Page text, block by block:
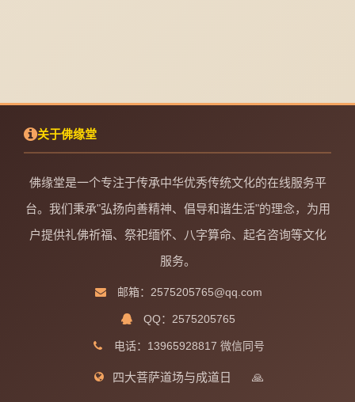
关于佛缘堂
佛缘堂是一个专注于传承中华优秀传统文化的在线服务平
台。我们秉承"弘扬向善精神、倡导和谐生活"的理念，为用
户提供礼佛祈福、祭祀缅怀、八字算命、起名咨询等文化
服务。
邮箱：2575205765@qq.com
QQ：2575205765
电话：13965928817 微信同号
四大菩萨道场与成道日 🙏